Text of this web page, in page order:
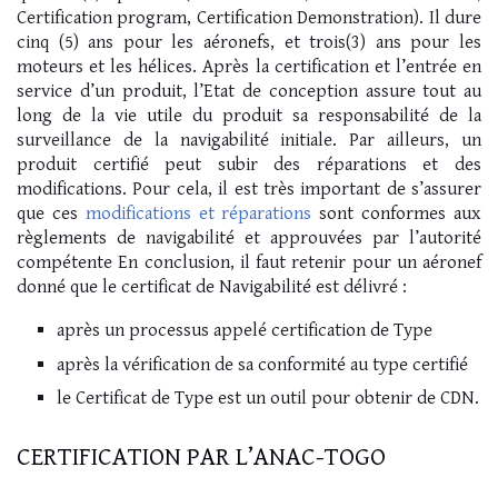
Certification program, Certification Demonstration). Il dure
cinq (5) ans pour les aéronefs, et trois(3) ans pour les
moteurs et les hélices. Après la certification et l’entrée en
service d’un produit, l’Etat de conception assure tout au
long de la vie utile du produit sa responsabilité de la
surveillance de la navigabilité initiale. Par ailleurs, un
produit certifié peut subir des réparations et des
modifications. Pour cela, il est très important de s’assurer
que ces modifications et réparations sont conformes aux
règlements de navigabilité et approuvées par l’autorité
compétente En conclusion, il faut retenir pour un aéronef
donné que le certificat de Navigabilité est délivré :
après un processus appelé certification de Type
après la vérification de sa conformité au type certifié
le Certificat de Type est un outil pour obtenir de CDN.
CERTIFICATION PAR L’ANAC-TOGO